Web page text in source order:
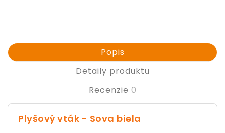
Popis
Detaily produktu
Recenzie 0
Plyšový vták - Sova biela